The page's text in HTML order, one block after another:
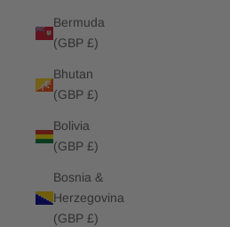
Bermuda
(GBP £)
Bhutan
(GBP £)
Bolivia
(GBP £)
Bosnia &
Herzegovina
(GBP £)